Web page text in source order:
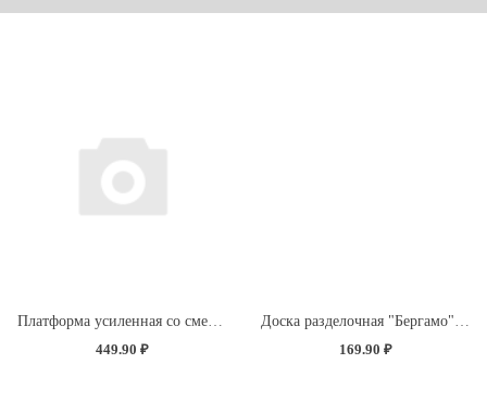
449.90 ₽
169.90 ₽